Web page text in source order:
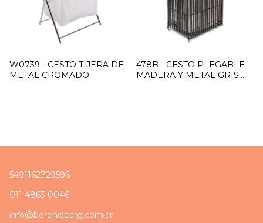
W0739 - CESTO TIJERA DE
METAL CROMADO
478B - CESTO PLEGABLE
MADERA Y METAL GRIS
5491162729596
011 4863 0046
info@berenicearg.com.ar